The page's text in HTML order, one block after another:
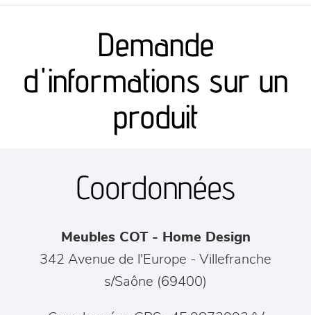
canapés et fauteuils
séjours
meubles de complément
chambres et dressing
décoration
Demande
d'informations sur un
produit
Coordonnées
Meubles COT - Home Design
342 Avenue de l'Europe - Villefranche
s/Saône (69400)